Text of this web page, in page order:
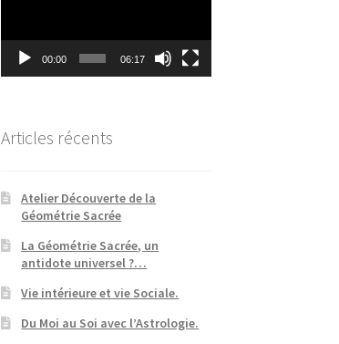
00:00 06:17
Articles récents
Atelier Découverte de la
Géométrie Sacrée
La Géométrie Sacrée, un
antidote universel ?…
Vie intérieure et vie Sociale.
Du Moi au Soi avec l’Astrologie.